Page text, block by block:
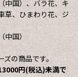
中国）、バラ花、キ
草、ひまわり花、ジ
中国）
ズの商品です。
円(税込)未満で